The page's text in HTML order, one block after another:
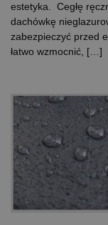
estetyka. Cegłę
dachówkę
zabezpieczyć przed
łatwo wzmocnić, […]